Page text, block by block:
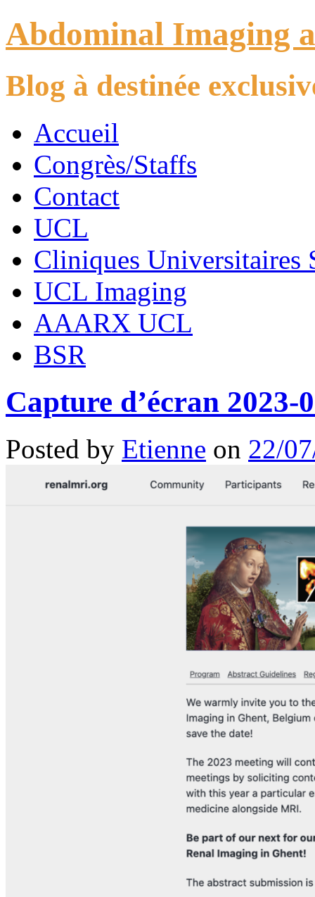
Abdominal Imaging
Blog à destinée
Accueil
Congrès/Staffs
Contact
UCL
Cliniques Universitaires
UCL Imaging
AAARX UCL
BSR
Capture d’écran 2023-
Posted by Etienne on 22/